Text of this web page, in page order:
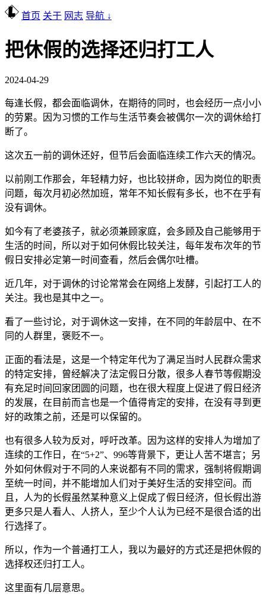
首页 关于 网志 导航 ↓
把休假的选择还归打工人
2024-04-29
每逢长假，都会面临调休，在期待的同时，也会经历一点小小
的劳累。因为习惯的工作与生活节奏会被偶尔一次的调休给打
断了。
这次五一前的调休还好，但节后会面临连续工作六天的情况。
以前刚工作那会，年轻精力好，也比较拼命，因为岗位的职责
问题，每次月初必然加班，常年不知长假有多长，也不在乎有
没有调休。
如今有了老婆孩子，就必须兼顾家庭，会多顾及自己能够用于
生活的时间，所以对于如何休假比较关注，每年发布次年的节
假日安排必定第一时间查看，然后会偶尔吐槽。
近几年，对于调休的讨论常常会在网络上发酵，引起打工人的
关注。我也是其中之一。
看了一些讨论，对于调休这一安排，在不同的年龄层中、在不
同的人群里，褒贬不一。
正面的看法是，这是一个特定年代为了满足当时人民群众需求
的特定安排，曾经解决了法定假日分散，很多人春节等假期没
有充足时间回家团圆的问题，也在很大程度上促进了假日经济
的发展，在目前而言也是一个值得肯定的安排，在没有寻到更
好的政策之前，还是可以保留的。
也有很多人较为反对，呼吁改革。因为这样的安排人为增加了
连续的工作日，在“5+2”、996等背景下，更让人苦不堪言；另
外如何休假对于不同的人来说都有不同的需求，强制将假期调
至统一时间，并不能增加人们对于美好生活的安排空间。而
且，人为的长假虽然某种意义上促成了假日经济，但长假出游
更多只是人看人、人挤人，至少个人认为已经不是很合适的出
行选择了。
所以，作为一个普通打工人，我以为最好的方式还是把休假的
选择权还归打工人。
这里面有几层意思。